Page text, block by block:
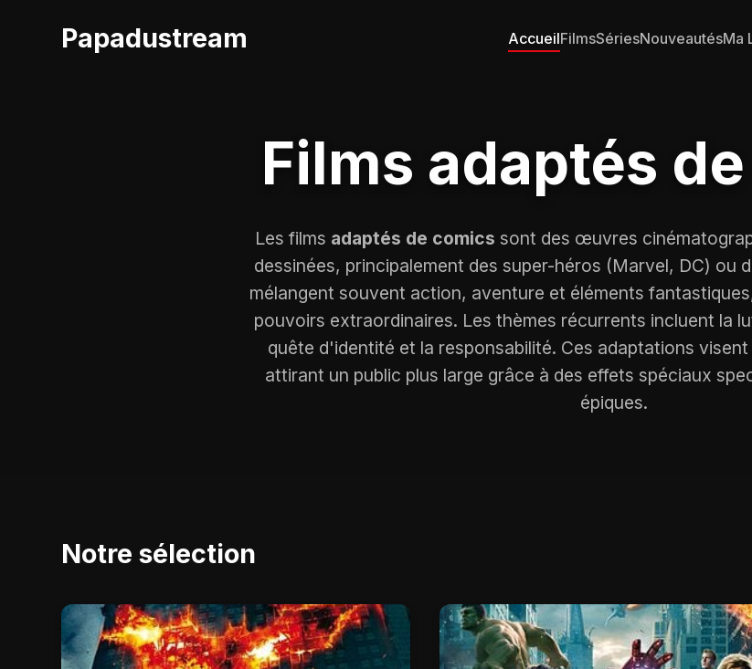
Papadustream AccueilFilmsSériesNouveautésMa
Films adaptés
Les films adaptés de comics sont des œuvres
dessinées, principalement des super-héros (Marvel, DC) ou
mélangent souvent action, aventure et éléments
pouvoirs extraordinaires. Les thèmes récurrents incluent la
quête d'identité et la responsabilité. Ces adaptations
attirant un public plus large grâce à des effets spéciaux
épiques.
Notre sélection